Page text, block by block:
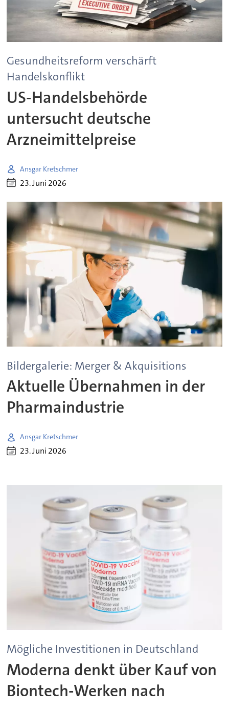
Gesundheitsreform verschärft
Handelskonflikt
US-Handelsbehörde
untersucht deutsche
Arzneimittelpreise
Ansgar Kretschmer
23. Juni 2026
Bildergalerie: Merger & Akquisitions
Aktuelle Übernahmen in der
Pharmaindustrie
Ansgar Kretschmer
23. Juni 2026
Mögliche Investitionen in Deutschland
Moderna denkt über Kauf von
Biontech-Werken nach